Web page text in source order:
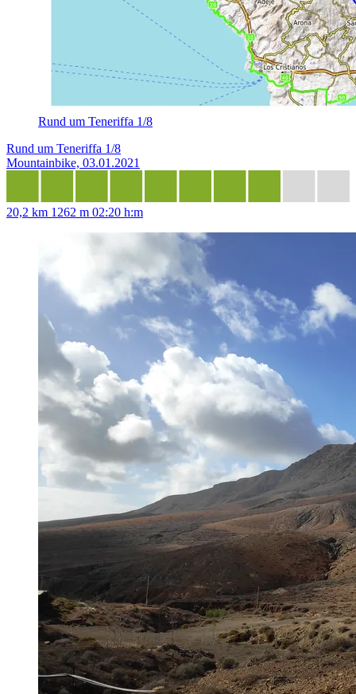
Rund um Teneriffa 1/8
Rund um Teneriffa 1/8
Mountainbike, 03.01.2021
20,2 km 1262 m 02:20 h:m